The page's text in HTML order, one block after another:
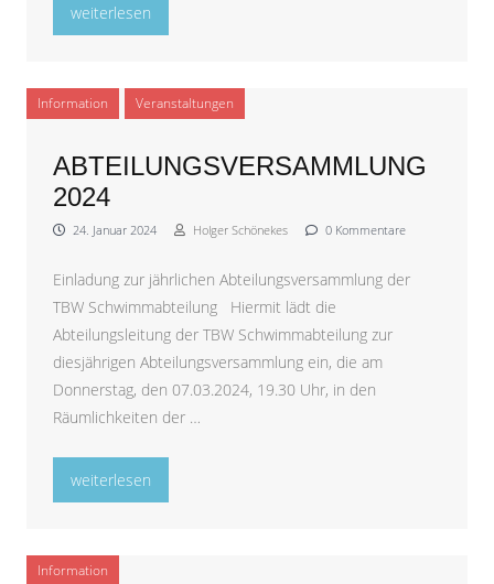
„Spende für die Aktion „Wülfrather Kinder in Not““
weiterlesen
Information Veranstaltungen
ABTEILUNGSVERSAMMLUNG
2024
24. Januar 2024 Holger Schönekes 0 Kommentare
Einladung zur jährlichen Abteilungsversammlung der
TBW Schwimmabteilung Hiermit lädt die
Abteilungsleitung der TBW Schwimmabteilung zur
diesjährigen Abteilungsversammlung ein, die am
Donnerstag, den 07.03.2024, 19.30 Uhr, in den
Räumlichkeiten der …
„Abteilungsversammlung 2024“
weiterlesen
Information